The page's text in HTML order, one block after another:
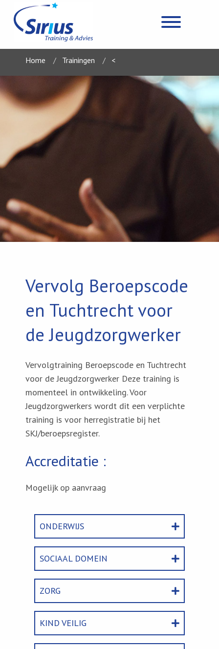
Home Trainingen <
Vervolg Beroepscode
en Tuchtrecht voor
de Jeugdzorgwerker
Vervolgtraining Beroepscode en Tuchtrecht
voor de Jeugdzorgwerker Deze training is
momenteel in ontwikkeling. Voor
Jeugdzorgwerkers wordt dit een verplichte
training is voor herregistratie bij het
SKJ/beroepsregister.
Accreditatie :
Mogelijk op aanvraag
ONDERWIJS
SOCIAAL DOMEIN
ZORG
KIND VEILIG